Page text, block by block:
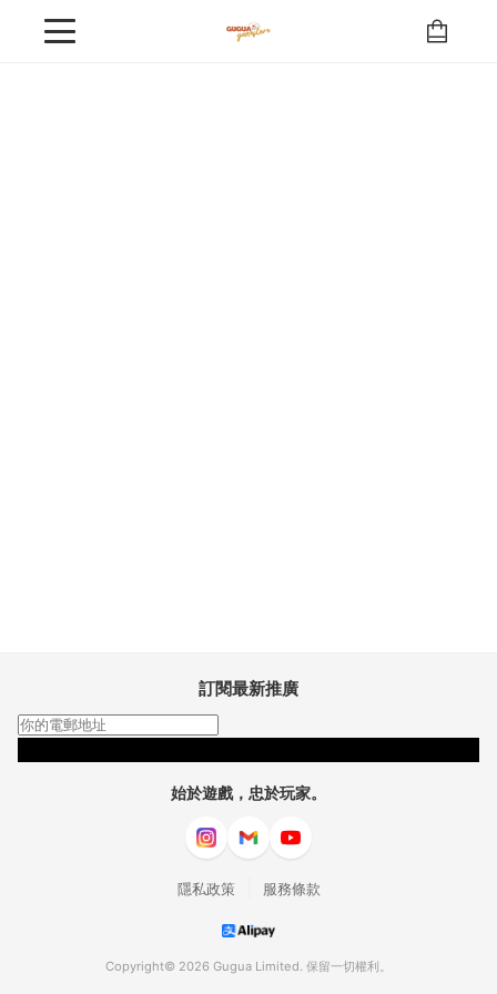
始於遊戲，忠於玩家。
隱私政策 服務條款
Copyright© 2026 Gugua Limited. 保留一切權利。
訂閱最新推廣